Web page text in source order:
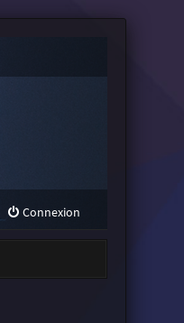
Connexion